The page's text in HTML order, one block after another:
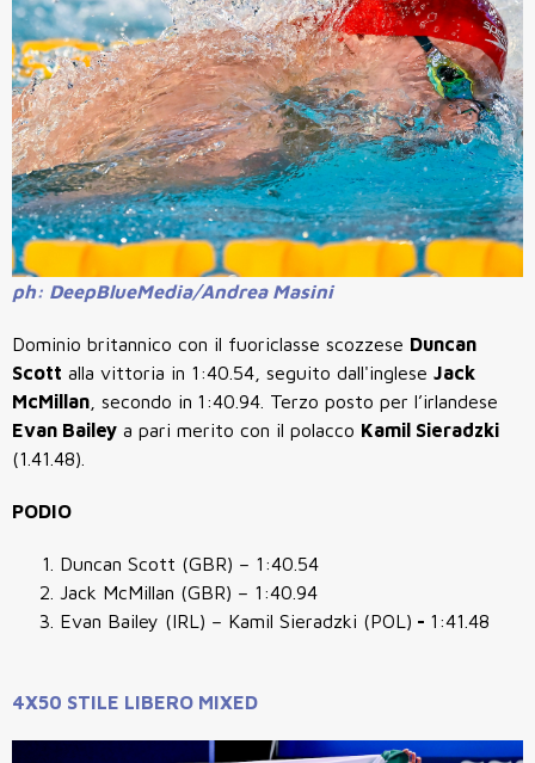
ph: DeepBlueMedia/Andrea Masini
Dominio britannico con il fuoriclasse scozzese Duncan
Scott alla vittoria in 1:40.54, seguito dall'inglese Jack
McMillan , secondo in 1:40.94. Terzo posto per l’irlandese
Evan Bailey a pari merito con il polacco Kamil Sieradzki
(1.41.48).
PODIO
Duncan Scott (GBR) – 1:40.54
Jack McMillan (GBR) – 1:40.94
Evan Bailey (IRL) – Kamil Sieradzki (POL) - 1:41.48
4X50 STILE LIBERO MIXED